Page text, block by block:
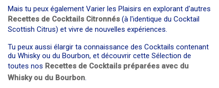
Mais tu peux également Varier les Plaisirs en explorant d'autres
Recettes de Cocktails Citronnés (à l'identique du Cocktail
Scottish Citrus) et vivre de nouvelles expériences.
Tu peux aussi élargir ta connaissance des Cocktails contenant
du Whisky ou du Bourbon, et découvrir cette Sélection de
toutes nos Recettes de Cocktails préparées avec du
Whisky ou du Bourbon.